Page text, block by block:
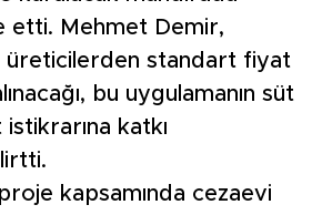
etti. Mehmet Demir,
üreticilerden standart fiyat
bu uygulamanın süt
katkı
kapsamında cezaevi